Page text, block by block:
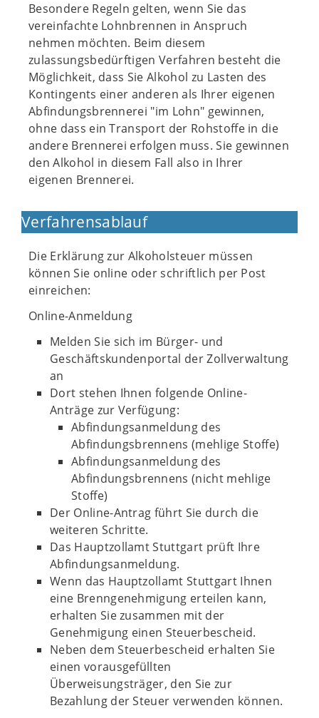
Besondere Regeln gelten, wenn Sie das
vereinfachte Lohnbrennen in Anspruch
nehmen möchten. Beim diesem
zulassungsbedürftigen Verfahren besteht die
Möglichkeit, dass Sie Alkohol zu Lasten des
Kontingents einer anderen als Ihrer eigenen
Abfindungsbrennerei "im Lohn" gewinnen,
ohne dass ein Transport der Rohstoffe in die
andere Brennerei erfolgen muss. Sie gewinnen
den Alkohol in diesem Fall also in Ihrer
eigenen Brennerei.
Verfahrensablauf
Die Erklärung zur Alkoholsteuer müssen
können Sie online oder schriftlich per Post
einreichen:
Online-Anmeldung
Melden Sie sich im Bürger- und
Geschäftskundenportal der Zollverwaltung
an
Dort stehen Ihnen folgende Online-
Anträge zur Verfügung:
Abfindungsanmeldung des
Abfindungsbrennens (mehlige Stoffe)
Abfindungsanmeldung des
Abfindungsbrennens (nicht mehlige
Stoffe)
Der Online-Antrag führt Sie durch die
weiteren Schritte.
Das Hauptzollamt Stuttgart prüft Ihre
Abfindungsanmeldung.
Wenn das Hauptzollamt Stuttgart Ihnen
eine Brenngenehmigung erteilen kann,
erhalten Sie zusammen mit der
Genehmigung einen Steuerbescheid.
Neben dem Steuerbescheid erhalten Sie
einen vorausgefüllten
Überweisungsträger, den Sie zur
Bezahlung der Steuer verwenden können.